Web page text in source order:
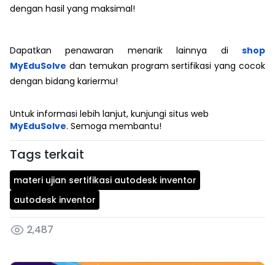
dengan hasil yang maksimal!
Dapatkan penawaran menarik lainnya di shop
MyEduSolve dan temukan program sertifikasi yang cocok
dengan bidang kariermu!
Untuk informasi lebih lanjut, kunjungi situs web
MyEduSolve. Semoga membantu!
Tags terkait
materi ujian sertifikasi autodesk inventor
autodesk inventor
2,487